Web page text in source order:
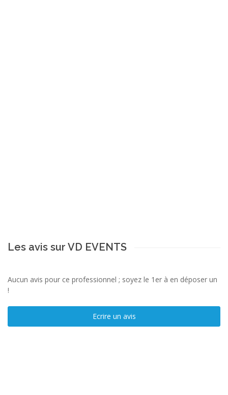
Les avis sur VD EVENTS
Aucun avis pour ce professionnel ; soyez le 1er à en déposer un
!
Ecrire un avis